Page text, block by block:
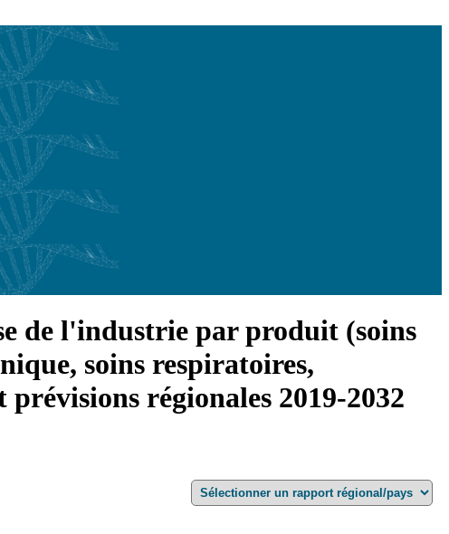
de l'industrie par produit (soins
soins respiratoires,
régionales 2019-2032